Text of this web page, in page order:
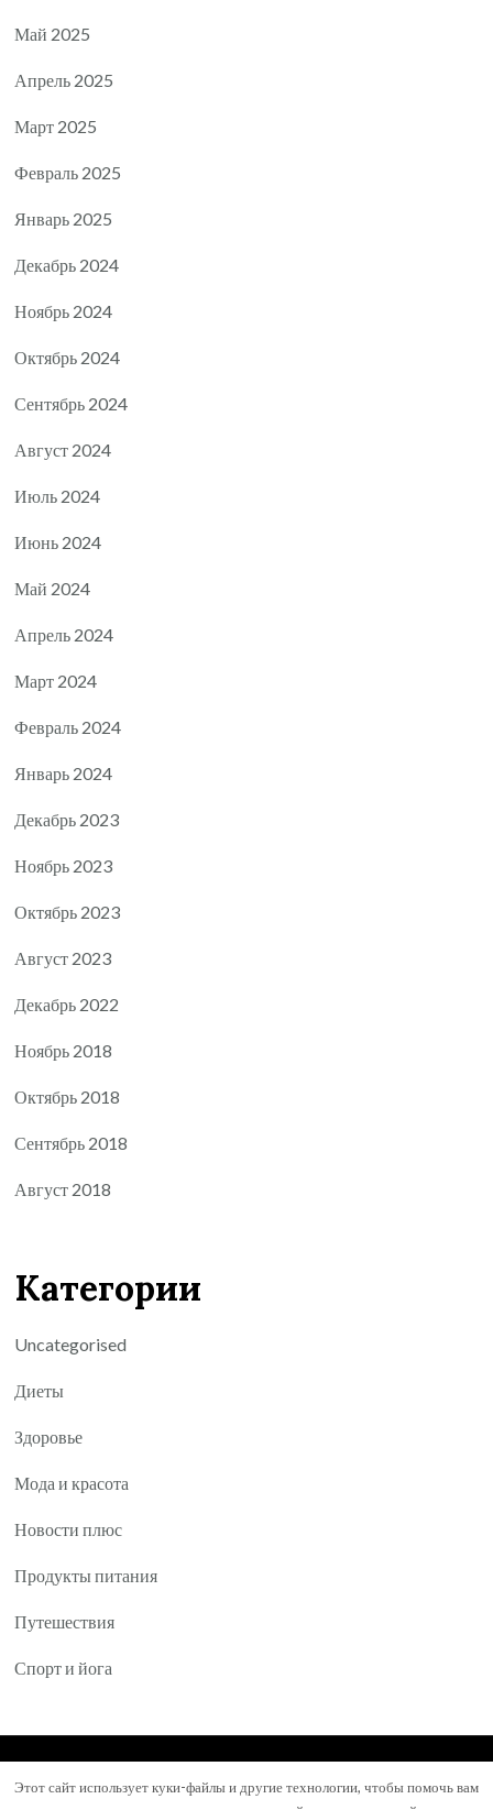
Май 2025
Апрель 2025
Март 2025
Февраль 2025
Январь 2025
Декабрь 2024
Ноябрь 2024
Октябрь 2024
Сентябрь 2024
Август 2024
Июль 2024
Июнь 2024
Май 2024
Апрель 2024
Март 2024
Февраль 2024
Январь 2024
Декабрь 2023
Ноябрь 2023
Октябрь 2023
Август 2023
Декабрь 2022
Ноябрь 2018
Октябрь 2018
Сентябрь 2018
Август 2018
Категории
Uncategorised
Диеты
Здоровье
Мода и красота
Новости плюс
Продукты питания
Путешествия
Спорт и йога
Mental Health Coach | Разработана Blossom
Этот сайт использует куки-файлы и другие технологии, чтобы помочь вам